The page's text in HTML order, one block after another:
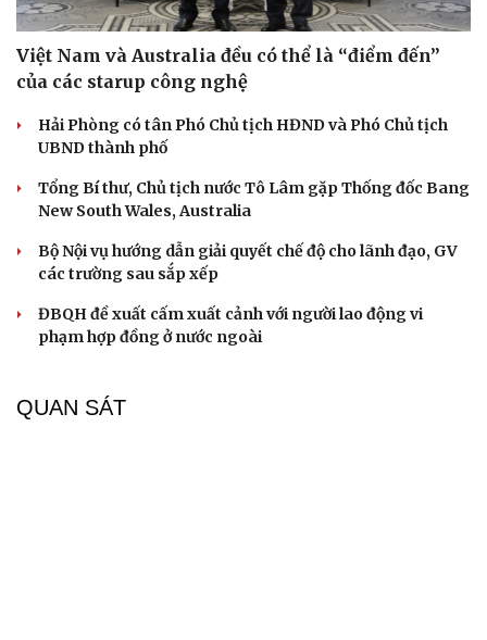
Việt Nam và Australia đều có thể là “điểm đến”
của các starup công nghệ
Hải Phòng có tân Phó Chủ tịch HĐND và Phó Chủ tịch
UBND thành phố
Tổng Bí thư, Chủ tịch nước Tô Lâm gặp Thống đốc Bang
New South Wales, Australia
Bộ Nội vụ hướng dẫn giải quyết chế độ cho lãnh đạo, GV
các trường sau sắp xếp
ĐBQH đề xuất cấm xuất cảnh với người lao động vi
phạm hợp đồng ở nước ngoài
QUAN SÁT